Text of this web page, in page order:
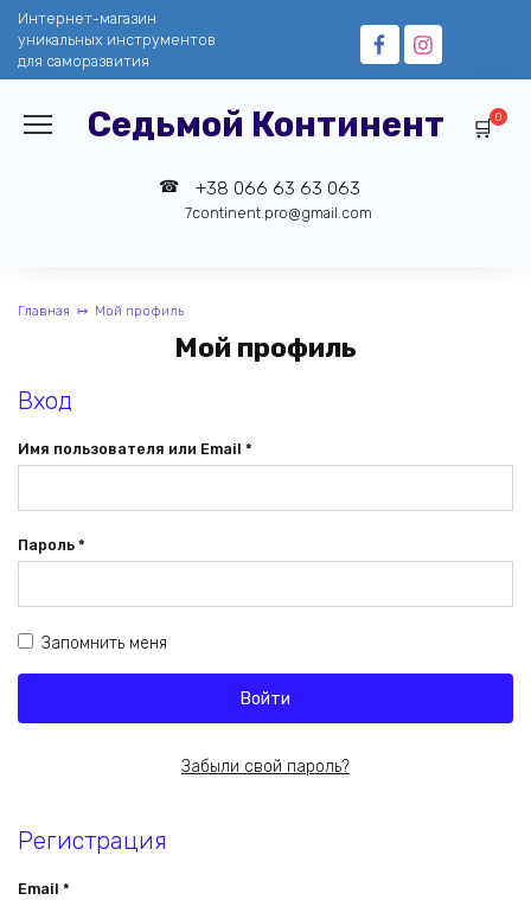
Перейти
содержанию
Интернет-магазин
уникальных инструментов
для саморазвития
Седьмой Континент
+38 066 63 63 063
7continent.pro@gmail.com
0
Главная Мой профиль
Мой профиль
Вход
Имя пользователя или Email *
Пароль *
Запомнить меня
Войти
Забыли свой пароль?
Регистрация
Email *